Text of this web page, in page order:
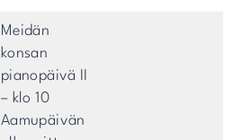
Meidän
konsan
pianopäivä II
– klo 10
Aamupäivän